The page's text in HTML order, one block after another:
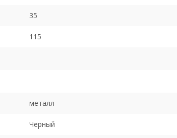
35
115
металл
Черный